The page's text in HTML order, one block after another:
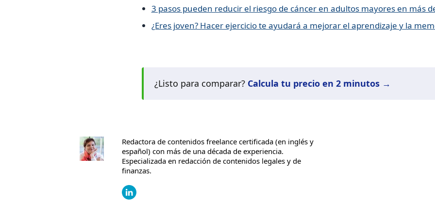
3 pasos pueden reducir el riesgo de cáncer en adultos mayores en más
¿Eres joven? Hacer ejercicio te ayudará a mejorar el aprendizaje y la
¿Listo para comparar? Calcula tu precio en 2 minutos →
Redactora de contenidos freelance certificada (en inglés y
español) con más de una década de experiencia.
Especializada en redacción de contenidos legales y de
finanzas.